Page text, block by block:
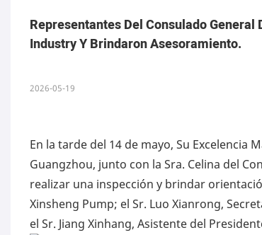
Representantes Del Consulado
Industry Y Brindaron Asesoramiento.
2026-05-19
En la tarde del 14 de mayo, Su Excelencia
Guangzhou, junto con la Sra. Celina del
realizar una inspección y brindar
Xinsheng Pump; el Sr. Luo Xianrong,
el Sr. Jiang Xinhang, Asistente del